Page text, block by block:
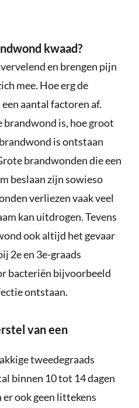
kwaad?
en brengen pijn
mee. Hoe erg de
aantal factoren af.
brandwond is, hoe groot
is ontstaan
brandwonden die een
beslaan zijn sowieso
verliezen vaak veel
kan uitdrogen. Tevens
ook altijd het gevaar
2e en 3e-graads
bacteriën bijvoorbeeld
ontstaan.
van een
tweedegraads
binnen 10 tot 14 dagen
ook geen littekens